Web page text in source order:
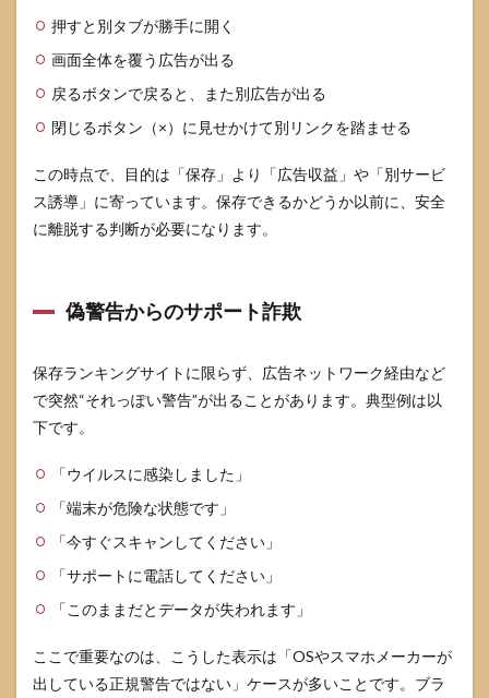
4
動画保
存ラン
キング
を使わ
全な代
替策
4.1
ブッ
と後
で見
4.2
者に
を取
きの
文例
4.3
導線
分の
デー
タを
押すと別タブが勝手に開く
画面全体を覆う広告が出る
戻るボタンで戻ると、また別広告が出る
閉じるボタン（×）に見せかけて別リンクを踏ませる
この時点で、目的は「保存」より「広告収益」や「別サービ
ス誘導」に寄っています。保存できるかどうか以前に、安全
に離脱する判断が必要になります。
偽警告からのサポート詐欺
保存ランキングサイトに限らず、広告ネットワーク経由など
で突然“それっぽい警告”が出ることがあります。典型例は以
下です。
「ウイルスに感染しました」
「端末が危険な状態です」
「今すぐスキャンしてください」
「サポートに電話してください」
「このままだとデータが失われます」
ここで重要なのは、こうした表示は「OSやスマホメーカーが
出している正規警告ではない」ケースが多いことです。ブラ